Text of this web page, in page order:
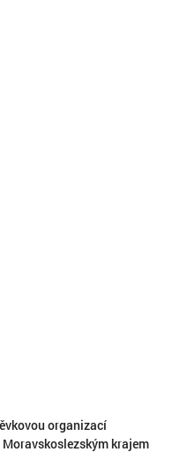
organizací
krajem